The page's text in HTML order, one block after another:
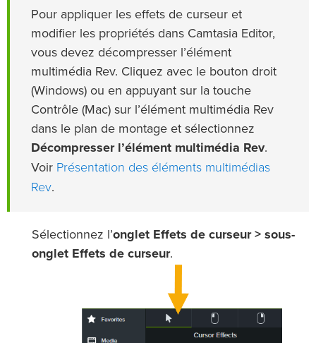
Pour appliquer les effets de curseur et
modifier les propriétés dans Camtasia Editor,
vous devez décompresser l’élément
multimédia Rev. Cliquez avec le bouton droit
(Windows) ou en appuyant sur la touche
Contrôle (Mac) sur l’élément multimédia Rev
dans le plan de montage et sélectionnez
Décompresser l’élément multimédia Rev.
Voir Présentation des éléments multimédias
Rev.
Sélectionnez l’onglet Effets de curseur > sous-
onglet Effets de curseur.